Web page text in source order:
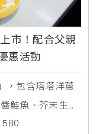
市！配合父親
惠活動
，包含塔塔洋蔥
鮭魚、芥末生鮭
鬆軍艦等6款新
580